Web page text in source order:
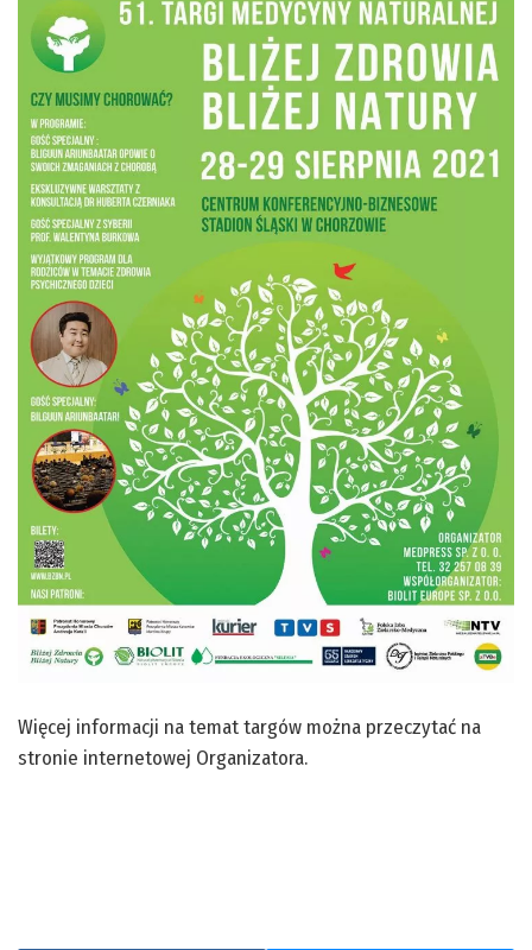
Więcej informacji na temat targów można przeczytać na
stronie internetowej Organizatora.